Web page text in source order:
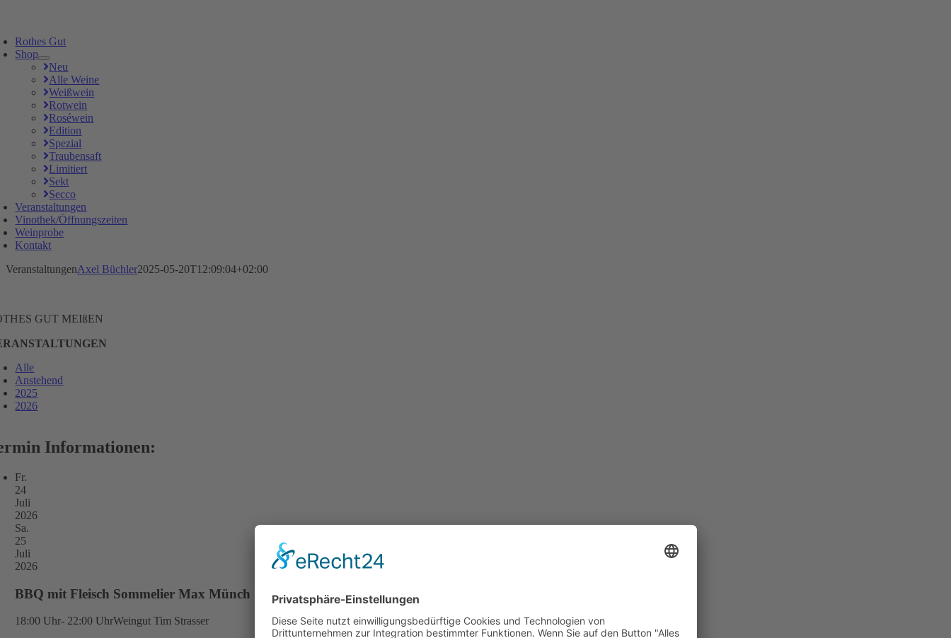
Rothes Gut
Shop
Neu
Alle Weine
Weißwein
Rotwein
Roséwein
Edition
Spezial
Traubensaft
Limitiert
Sekt
Secco
Veranstaltungen
Vinothek/Öffnungszeiten
Weinprobe
Kontakt
VeranstaltungenAxel Büchler2025-05-20T12:09:04+02:00
GUT MEIßEN
Alle
Anstehend
2025
2026
Informationen:
Fr.
24
Juli
2026
Sa.
25
Juli
2026
BBQ mit Fleisch Sommelier Max Münch
18:00 Uhr- 22:00 UhrWeingut Tim Strasser